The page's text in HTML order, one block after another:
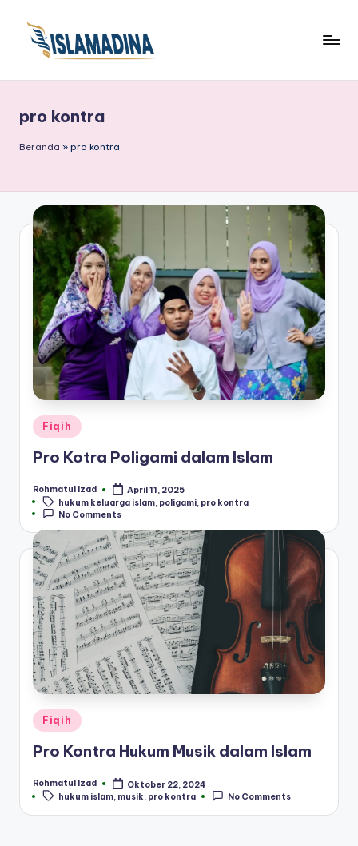
pro kontra
Beranda » pro kontra
Posted
in
Fiqih
Pro Kotra Poligami dalam Islam
Posted
by
Rohmatul Izad
April 11, 2025
Tags:hukum keluarga islam poligami pro kontra
No Comments
Posted
Fiqih
Pro Kontra Hukum Musik dalam Islam
Posted
by
Rohmatul Izad Oktober 22, 2024
Tags:
hukum islam, musik, pro kontra No Comments